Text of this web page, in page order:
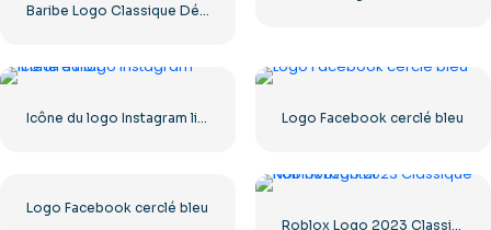
Logo Facebook cerclé bleu
Logo Facebook cerclé bleu